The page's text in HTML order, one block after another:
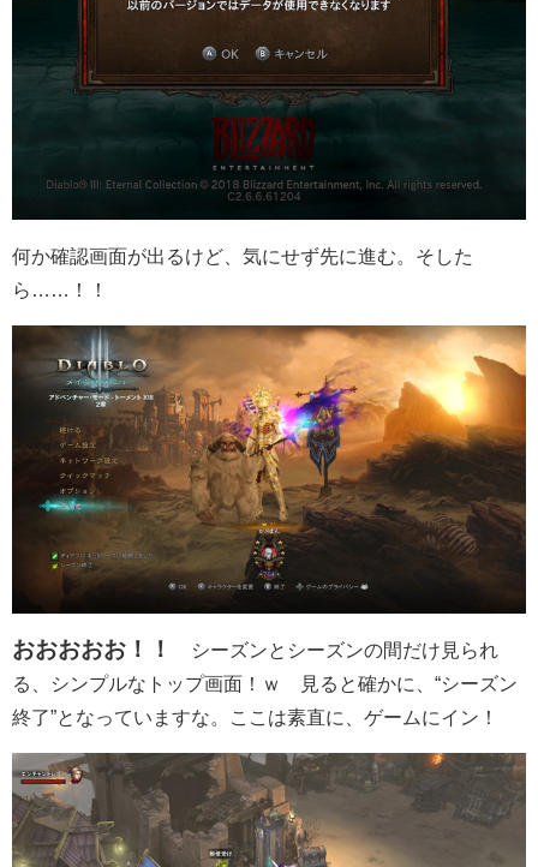
何か確認画面が出るけど、気にせず先に進む。そした
ら……！！
おおおおお！！
シーズンとシーズンの間だけ見られ
る、シンプルなトップ画面！ｗ 見ると確かに、“シーズン
終了”となっていますな。ここは素直に、ゲームにイン！